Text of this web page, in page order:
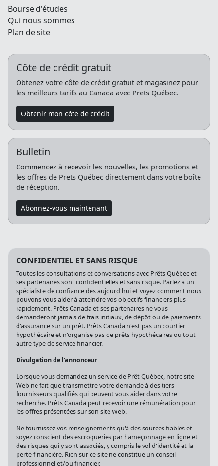
Bourse d'études
Qui nous sommes
Plan de site
Côte de crédit gratuit
Obtenez votre côte de crédit gratuit et magasinez pour
les meilleurs tarifs au Canada avec Prets Québec.
Obtenir mon côte de crédit
Bulletin
Commencez à recevoir les nouvelles, les promotions et
les offres de Prets Québec directement dans votre boîte
de réception.
Abonnez-vous maintenant
CONFIDENTIEL ET SANS RISQUE
Toutes les consultations et conversations avec Prêts Québec et
ses partenaires sont confidentielles et sans risque. Parlez à un
spécialiste de confiance dès aujourd'hui et voyez comment nous
pouvons vous aider à atteindre vos objectifs financiers plus
rapidement. Prêts Canada et ses partenaires ne vous
demanderont jamais de frais initiaux, de dépôt ou de paiements
d'assurance sur un prêt. Prêts Canada n'est pas un courtier
hypothécaire et n'organise pas de prêts hypothécaires ou tout
autre type de service financier.
Divulgation de l'annonceur
Lorsque vous demandez un service de Prêt Québec, notre site
Web ne fait que transmettre votre demande à des tiers
fournisseurs qualifiés qui peuvent vous aider dans votre
recherche. Prêts Canada peut recevoir une rémunération pour
les offres présentées sur son site Web.
Ne fournissez vos renseignements qu'à des sources fiables et
soyez conscient des escroqueries par hameçonnage en ligne et
des risques qui y sont associés, y compris le vol d'identité et la
perte financière. Rien sur ce site ne constitue un conseil
professionnel et/ou financier.